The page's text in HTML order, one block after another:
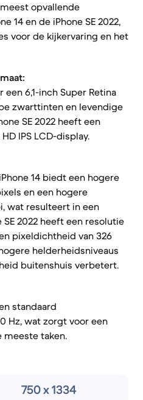
opvallende
14 en de iPhone SE 2022,
voor de kijkervaring en het
een 6,1-inch Super Retina
zwarttinten en levendige
SE 2022 heeft een
IPS LCD-display.
14 biedt een hogere
en een hogere
wat resulteert in een
2022 heeft een resolutie
pixeldichtheid van 326
helderheidsniveaus
buitenshuis verbetert.
standaard
Hz, wat zorgt voor een
meeste taken.
750 x 1334